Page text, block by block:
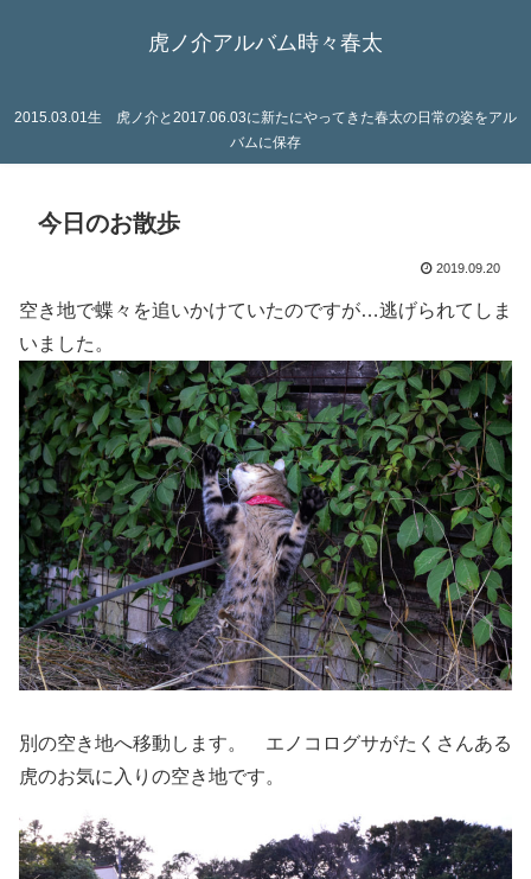
虎ノ介アルバム時々春太
2015.03.01生 虎ノ介と2017.06.03に新たにやってきた春太の日常の姿をアル
バムに保存
今日のお散歩
2019.09.20
空き地で蝶々を追いかけていたのですが…逃げられてしま
いました。
別の空き地へ移動します。 エノコログサがたくさんある
虎のお気に入りの空き地です。